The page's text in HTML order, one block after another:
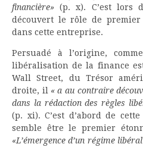
financière» (p. x). C’est lors
découvert le rôle de
dans cette entreprise.
Persuadé à l’origine,
libéralisation de la finance
Wall Street, du Trésor
droite, il « a au contraire
dans la rédaction des règles
(p. xi). C’est d’abord de
semble être le premier
«L’émergence d’un régime